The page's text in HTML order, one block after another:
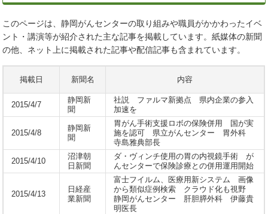
このページは、静岡がんセンターの取り組みや職員がかかわったイベ
ント・講演等が紹介された主な記事を掲載しています。紙媒体の新聞
の他、ネット上に掲載された記事や配信記事も含まれています。
掲載日 新聞名 内容
2015/4/7
静岡新
聞
社説 ファルマ新拠点 県内企業の参入
加速を
2015/4/8
静岡新
聞
胃がん手術支援ロボの保険併用 国が実
施を認可 県立がんセンター 胃外科
寺島雅典部長
2015/4/10
沼津朝
日新聞
ダ・ヴィンチ使用の胃の内視鏡手術 が
んセンターで保険診療との併用運用開始
2015/4/13
日経産
業新聞
富士フイルム、医療用新システム 画像
から類似症例検索 クラウド化も視野
静岡がんセンター 肝胆膵外科 伊藤貴
明医長